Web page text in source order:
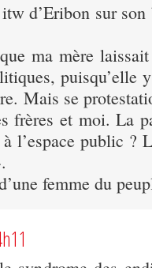
d’Eribon sur
ma mère
puisqu’elle
Mais se
frères et moi. La
l’espace public ?
femme du